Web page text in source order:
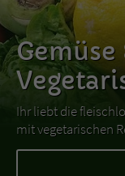
Gemüse
Ihr liebt die
mit vegetarischen